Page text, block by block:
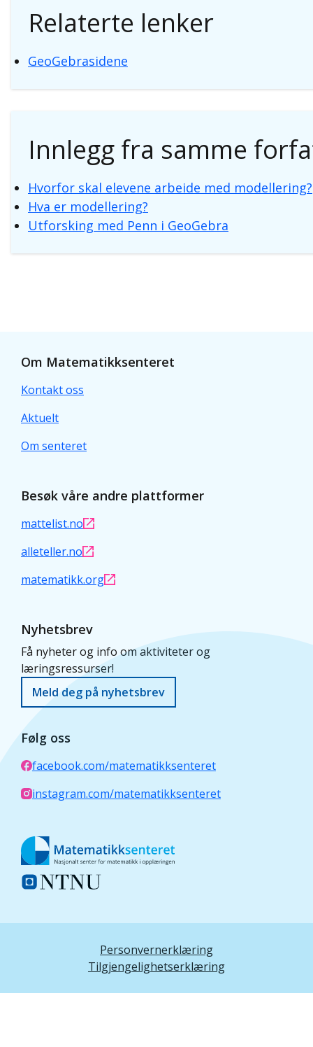
Relaterte lenker
GeoGebrasidene
Innlegg fra samme
Hvorfor skal elevene arbeide med modellering?
Hva er modellering?
Utforsking med Penn i GeoGebra
Om Matematikksenteret
Kontakt oss
Aktuelt
Om senteret
Besøk våre andre plattformer
mattelist.no
alleteller.no
matematikk.org
Nyhetsbrev
Få nyheter og info om aktiviteter og
læringsressurser!
Meld deg på nyhetsbrev
Følg oss
facebook.com/matematikksenteret
instagram.com/matematikksenteret
Personvernerklæring
Tilgjengelighetserklæring